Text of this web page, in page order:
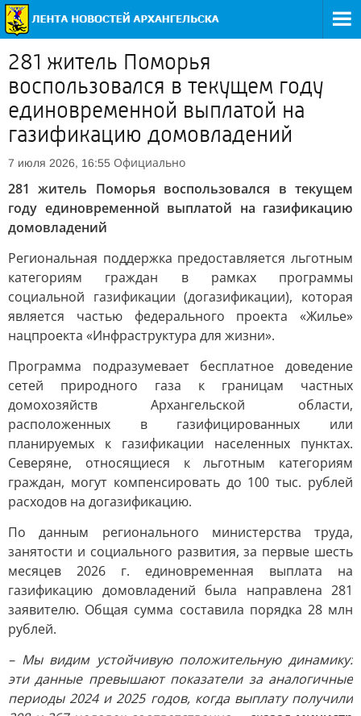
281 житель Поморья
воспользовался в текущем году
единовременной выплатой на
газификацию домовладений
7 июля 2026, 16:55 Официально
281 житель Поморья воспользовался в текущем
году единовременной выплатой на газификацию
домовладений
Региональная поддержка предоставляется льготным
категориям граждан в рамках программы
социальной газификации (догазификации), которая
является частью федерального проекта «Жилье»
нацпроекта «Инфраструктура для жизни».
Программа подразумевает бесплатное доведение
сетей природного газа к границам частных
домохозяйств Архангельской области,
расположенных в газифицированных или
планируемых к газификации населенных пунктах.
Северяне, относящиеся к льготным категориям
граждан, могут компенсировать до 100 тыс. рублей
расходов на догазификацию.
По данным регионального министерства труда,
занятости и социального развития, за первые шесть
месяцев 2026 г. единовременная выплата на
газификацию домовладений была направлена 281
заявителю. Общая сумма составила порядка 28 млн
рублей.
– Мы видим устойчивую положительную динамику:
эти данные превышают показатели за аналогичные
периоды 2024 и 2025 годов, когда выплату получили